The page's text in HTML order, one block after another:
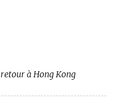
à Hong Kong